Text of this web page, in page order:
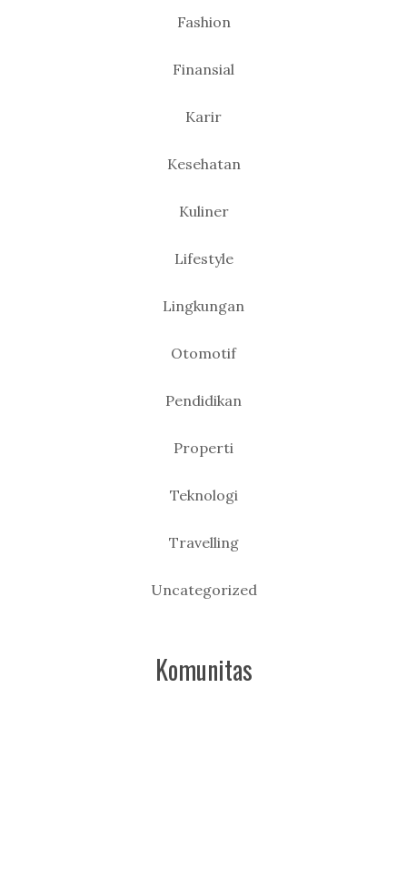
Fashion
Finansial
Karir
Kesehatan
Kuliner
Lifestyle
Lingkungan
Otomotif
Pendidikan
Properti
Teknologi
Travelling
Uncategorized
Komunitas